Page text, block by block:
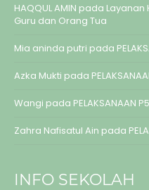
HAQQUL AMIN pada Layanan
Guru dan Orang Tua
Mia aninda putri pada
Azka Mukti pada
Wangi pada PELAKSANAAN
Zahra Nafisatul Ain pada
INFO SEKOLAH